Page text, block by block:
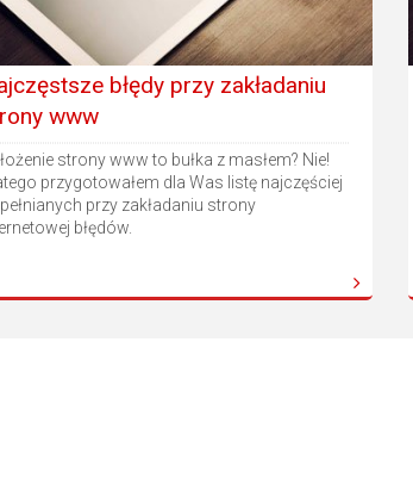
błędy przy zakładaniu
www
strony www to bułka z masłem? Nie!
przygotowałem dla Was listę najczęściej
przy zakładaniu strony
błędów.